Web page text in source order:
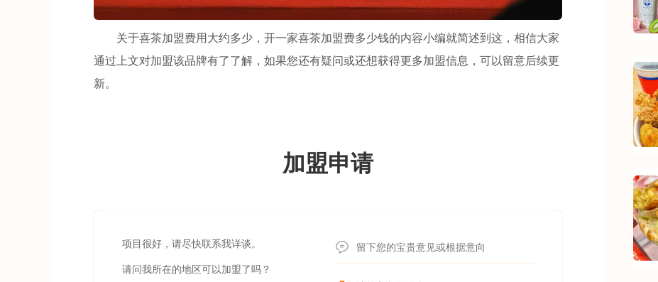
关于喜茶加盟费用大约多少，开一家喜茶加盟费多少钱的内容小编就简述到这，相信大家
通过上文对加盟该品牌有了了解，如果您还有疑问或还想获得更多加盟信息，可以留意后续更
新。
加盟申请
项目很好，请尽快联系我详谈。
请问我所在的地区可以加盟了吗？